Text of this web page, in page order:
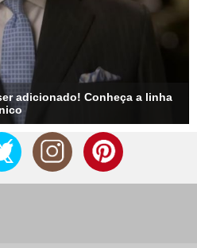
adicionado! Conheça a linha